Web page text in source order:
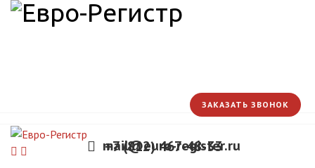
+7 (812) 467-48-33
mail@euro-register.ru
ЗАКАЗАТЬ ЗВОНОК
регистрации